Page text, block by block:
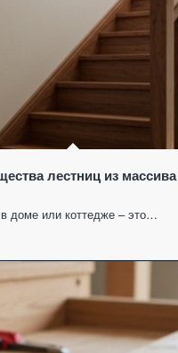
лестниц из массива
доме или коттедже – это…